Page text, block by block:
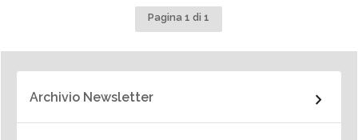
Pagina 1 di 1
Archivio Newsletter